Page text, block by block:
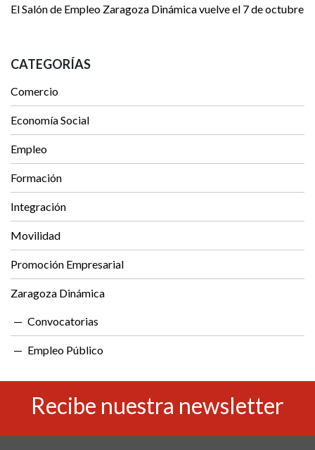
El Salón de Empleo Zaragoza Dinámica vuelve el 7 de octubre
CATEGORÍAS
Comercio
Economía Social
Empleo
Formación
Integración
Movilidad
Promoción Empresarial
Zaragoza Dinámica
Convocatorias
Empleo Público
Recibe nuestra newsletter